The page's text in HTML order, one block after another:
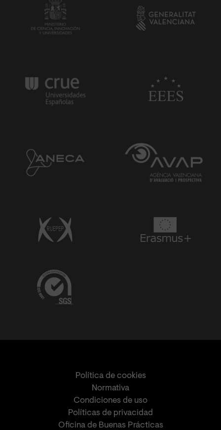
Política de cookies
Normativa
Condiciones de uso
Políticas de privacidad
Oficina de Buenas Prácticas